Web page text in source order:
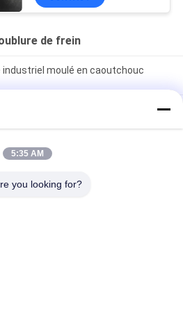
de frein
moulé en caoutchouc
de frein libre tissée par petit
de doublure de frottement de
Based Moulded de fabricant
5:35 AM
you looking for?